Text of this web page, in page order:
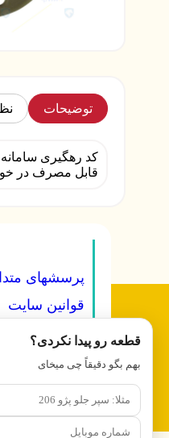
قطعه رو پیدا نکردی؟
بهم بگو دقیقاً چی میخای
توضیحات
کد رهگیری
قابل مصرف در
پرسشهای
قوانین سایت
تعرفه ها
درباره ما